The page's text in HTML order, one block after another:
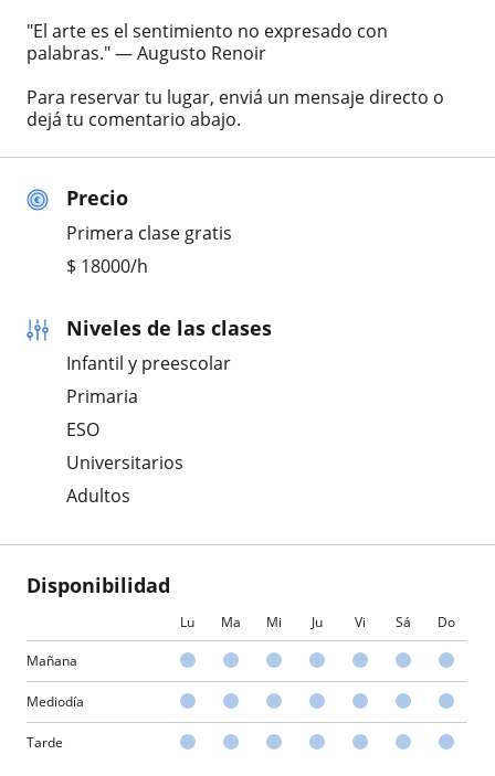
Precio
Primera clase gratis
$ 18000/h
Niveles de las clases
Infantil y preescolar
Primaria
ESO
Universitarios
Adultos
Disponibilidad
Lu Ma Mi Ju Vi Sá Do
Mañana
Mediodía
Tarde
"El arte es el sentimiento no expresado con
palabras." — Augusto Renoir
Para reservar tu lugar, enviá un mensaje directo o
dejá tu comentario abajo.